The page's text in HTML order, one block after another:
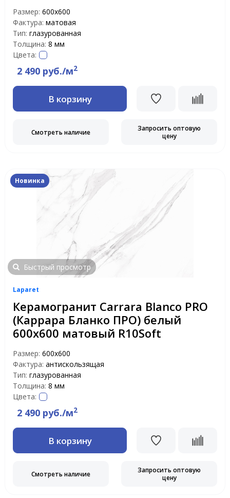
Размер: 600x600
Фактура: матовая
Тип: глазурованная
Толщина: 8 мм
Цвета:
2 490 руб./м2
В корзину
Смотреть наличие
Запросить оптовую
цену
Новинка
Быстрый просмотр
Laparet
Керамогранит Carrara Blanco PRO
(Каррара Бланко ПРО) белый
600x600 матовый R10Soft
Размер: 600x600
Фактура: антискользящая
Тип: глазурованная
Толщина: 8 мм
Цвета:
2 490 руб./м2
В корзину
Смотреть наличие
Запросить оптовую
цену